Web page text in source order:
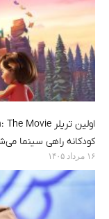
کودکانه راهی سینما
۱۶ مرداد ۱۴۰۵